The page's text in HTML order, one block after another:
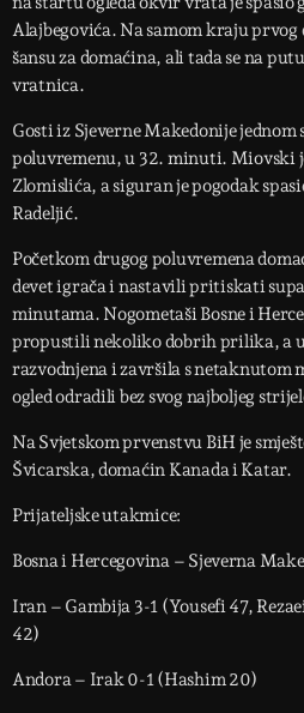
Alajbegovića. Na samom kraju prvog
šansu za domaćina, ali tada se na
vratnica.
Gosti iz Sjeverne Makedonije
poluvremenu, u 32. minuti. Miovski
Zlomislića, a siguran je pogodak
Radeljić.
Početkom drugog poluvremena
devet igrača i nastavili pritiskati
minutama. Nogometaši Bosne i
propustili nekoliko dobrih prilika, a
razvodnjena i završila s netaknutom
ogled odradili bez svog najboljeg
Na Svjetskom prvenstvu BiH je
Švicarska, domaćin Kanada i Katar.
Prijateljske utakmice:
Bosna i Hercegovina – Sjeverna
Iran – Gambija 3-1 (Yousefi 47,
42)
Andora – Irak 0-1 (Hashim 20)